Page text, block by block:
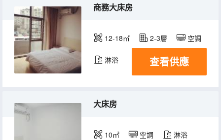
商務大床房
12-18㎡ 2-3層 空調
淋浴 查看供應
大床房
10㎡ 空調 淋浴